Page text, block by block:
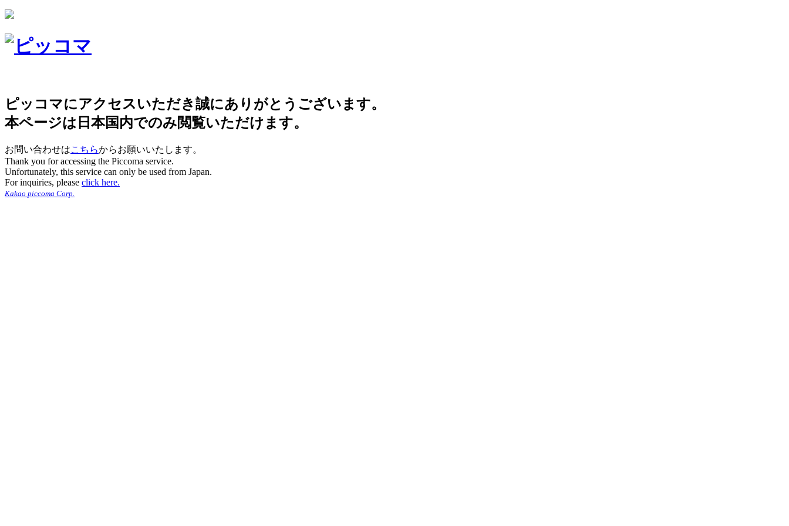
ピッコマにアクセスいただき誠にありがとうございます。
本ページは日本国内でのみ閲覧いただけます。
お問い合わせはこちらからお願いいたします。
Thank you for accessing the Piccoma service.
Unfortunately, this service can only be used from Japan.
For inquiries, please click here.
Kakao piccoma Corp.